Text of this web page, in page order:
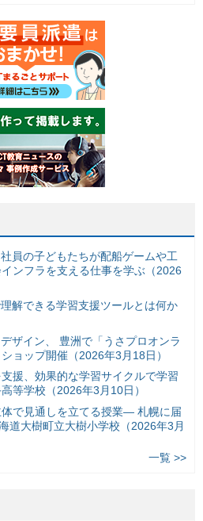
員の子どもたちが配船ゲームや工
ンフラを支える仕事を学ぶ（2026
解できる学習支援ツールとは何か
ザイン、 豊洲で「うさプロオンラ
ョップ開催（2026年3月18日）
援、効果的な学習サイクルで学習
等学校（2026年3月10日）
で見通しを立てる授業— 札幌に届
道大樹町立大樹小学校（2026年3月
一覧 >>